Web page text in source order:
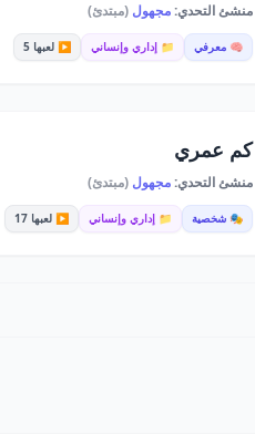
منشئ التحدي:مجهول(مبتدئ)
🧠 معرفي 📁 إداري وإنساني ▶️ لعبها 5
كم عمري
منشئ التحدي:مجهول(مبتدئ)
🎭 شخصية 📁 إداري وإنساني ▶️ لعبها 17